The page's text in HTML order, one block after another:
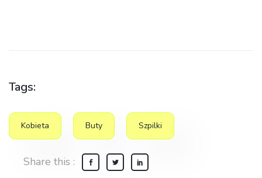
Tags:
Kobieta Buty Szpilki
Share this :